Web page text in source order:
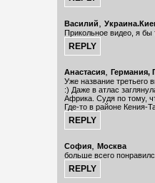
Василий,
Прикольное видео, я бы
Анастасия, Германия,
Уже название третьего
:) Даже в атлас
Африка. Судя по тому,
Где-то в районе Кения-
София, Москва
больше всего